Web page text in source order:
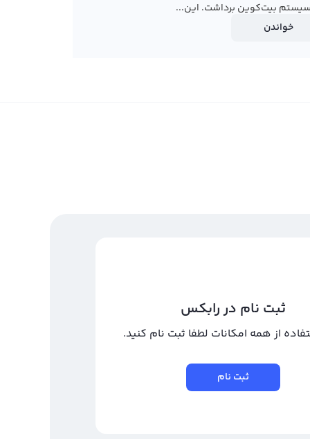
بیت‌کوین برداشت. این...
خواندن
ثبت نام در رابکس
از همه امکانات لطفا ثبت نام کنید.
ثبت نام